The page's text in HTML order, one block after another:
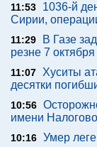
11:53
1036-й
Сирии,
11:29
В Газе
резне 7
11:07 Хуситы
десятки
10:56
имени
10:16 Умер